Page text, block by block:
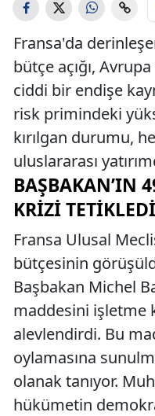
Fransa'da
bütçe açığı,
ciddi bir endişe
risk primindeki
kırılgan durumu,
uluslararası
BAŞBAKAN’IN
KRIZI TETIKLEDI
Fransa Ulusal
bütçesinin
Başbakan Michel
maddesini işletme
alevlendirdi. Bu
oylamasına
olanak tanıyor.
hükümetin